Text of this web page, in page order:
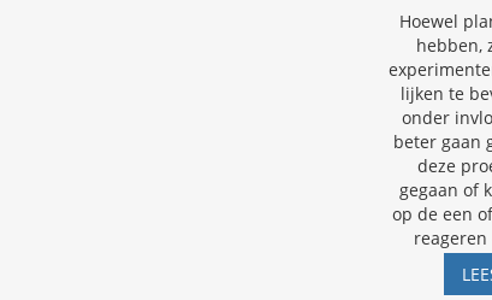
Hoewel
hebben,
lijken te
onder
beter gaan
deze
gegaan of
op de een